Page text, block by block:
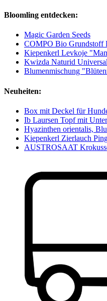
Bloomling entdecken:
Magic Garden Seeds
COMPO Bio Grundstoff
Kiepenkerl Levkoje
Kwizda Naturid
Blumenmischung
Neuheiten:
Box mit Deckel für
Ib Laursen Topf mit
Hyazinthen orientalis,
Kiepenkerl Zierlauch
AUSTROSAAT